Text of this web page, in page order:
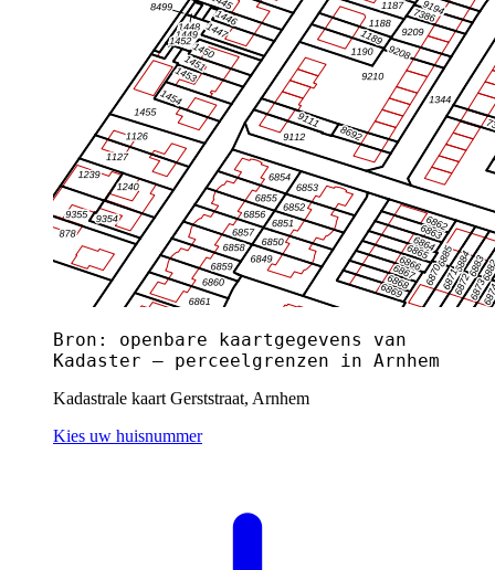
Bron: openbare kaartgegevens van
Kadaster — perceelgrenzen in Arnhem
Kadastrale kaart Gerststraat, Arnhem
Kies uw huisnummer